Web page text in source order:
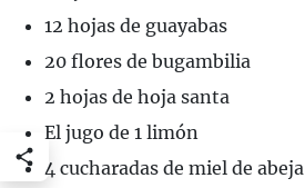
12 hojas de guayabas
20 flores de bugambilia
2 hojas de hoja santa
El jugo de 1 limón
4 cucharadas de miel de abeja